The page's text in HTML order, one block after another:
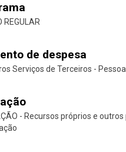
REGULAR
de despesa
Serviços de Terceiros -
- Recursos próprios e